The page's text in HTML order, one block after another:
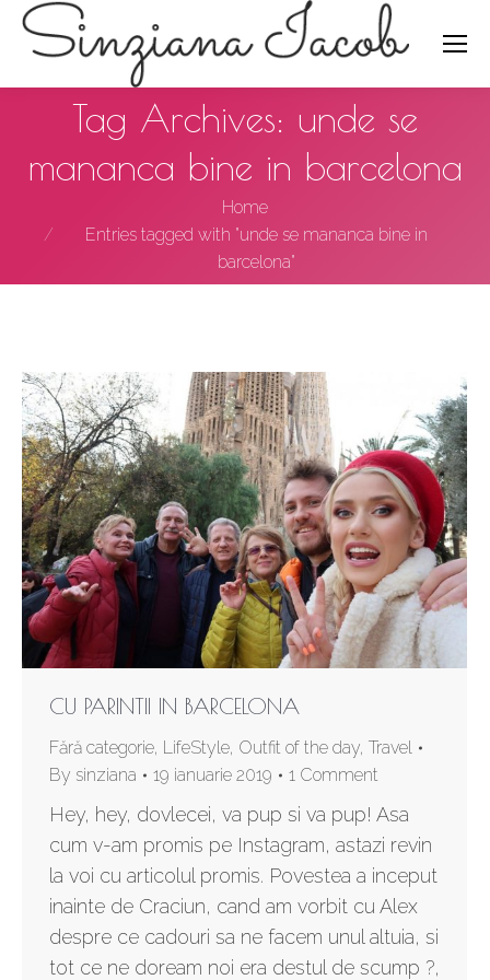
Search:
Tag Archives: unde se
mananca bine in barcelona
Home
Entries tagged with "unde se mananca bine in
barcelona"
CU PARINTII IN BARCELONA
Fără categorie, LifeStyle, Outfit of the day, Travel
By sinziana 19 ianuarie 2019 1 Comment
Hey, hey, dovlecei, va pup si va pup! Asa
cum v-am promis pe Instagram, astazi revin
la voi cu articolul promis. Povestea a inceput
inainte de Craciun, cand am vorbit cu Alex
despre ce cadouri sa ne facem unul altuia, si
tot ce ne doream noi era destul de scump ?,